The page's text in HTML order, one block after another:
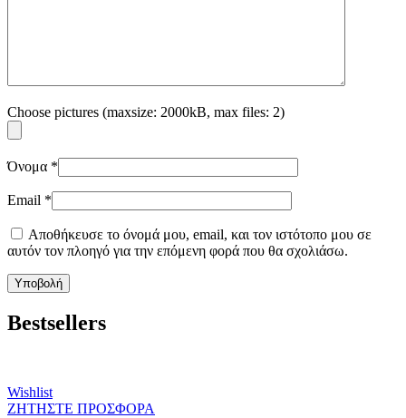
Choose pictures (maxsize: 2000kB, max files: 2)
Όνομα *
Email *
Αποθήκευσε το όνομά μου, email, και τον ιστότοπο μου σε
αυτόν τον πλοηγό για την επόμενη φορά που θα σχολιάσω.
Bestsellers
Wishlist
ΖΗΤΗΣΤΕ ΠΡΟΣΦΟΡΑ